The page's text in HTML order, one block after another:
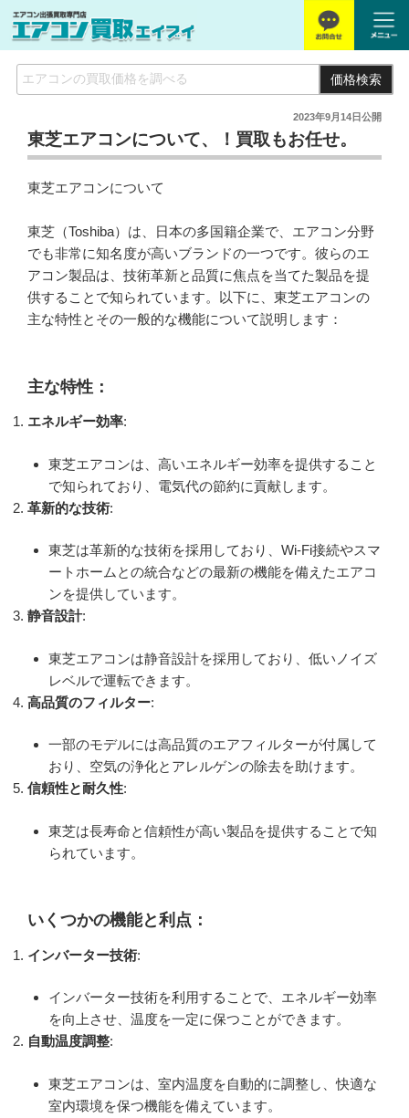
価格検索
2023年9月14日公開
東芝エアコンについて、！買取もお任せ。
東芝エアコンについて
東芝（Toshiba）は、日本の多国籍企業で、エアコン分野
でも非常に知名度が高いブランドの一つです。彼らのエ
アコン製品は、技術革新と品質に焦点を当てた製品を提
供することで知られています。以下に、東芝エアコンの
主な特性とその一般的な機能について説明します：
主な特性：
エネルギー効率:
東芝エアコンは、高いエネルギー効率を提供すること
で知られており、電気代の節約に貢献します。
革新的な技術:
東芝は革新的な技術を採用しており、Wi-Fi接続やスマ
ートホームとの統合などの最新の機能を備えたエアコ
ンを提供しています。
静音設計:
東芝エアコンは静音設計を採用しており、低いノイズ
レベルで運転できます。
高品質のフィルター:
一部のモデルには高品質のエアフィルターが付属して
おり、空気の浄化とアレルゲンの除去を助けます。
信頼性と耐久性:
東芝は長寿命と信頼性が高い製品を提供することで知
られています。
いくつかの機能と利点：
インバーター技術:
インバーター技術を利用することで、エネルギー効率
を向上させ、温度を一定に保つことができます。
自動温度調整:
東芝エアコンは、室内温度を自動的に調整し、快適な
室内環境を保つ機能を備えています。